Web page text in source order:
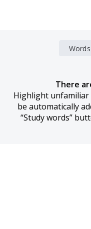
Words
There
Highlight
be automatically
“Study words”